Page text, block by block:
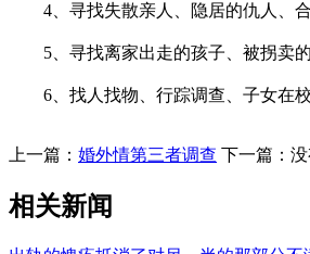
4、寻找失散亲人、隐居的仇人、合
5、寻找离家出走的孩子、被拐卖的
6、找人找物、行踪调查、子女在校
上一篇： 婚外情第三者调查 下一篇：没
相关新闻